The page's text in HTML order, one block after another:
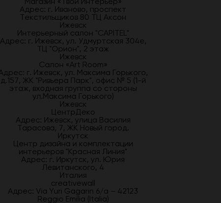
Адрес: г. Иваново, проспект
Текстильщиков 80 ТЦ Аксон
Ижевск
Интерьерный салон "CAPITEL"
Адрес: г. Ижевск, ул. Удмуртская 304е,
ТЦ "Орион", 2 этаж
Ижевск
Салон «Art Room»
г. Ижевск, ул. Максима Горького,
д.157, ЖК "Ривьера Парк", офис № 5 (1-й
этаж, входная группа со стороны
ул.Максима Горького)
Ижевск
ЦентрДеко
Адрес: Ижевск, улица Василия
Тарасова, 7, ЖК Новый город.
Иркутск
Центр дизайна и комплектации
интерьеров "Красная Линия"
Адрес: г. Иркутск, ул. Юрия
Левитанского, 4
Италия
creativewall
Адрес: Via Yuri Gagarin 6/a – 42123
Reggio Emilia (Italia)